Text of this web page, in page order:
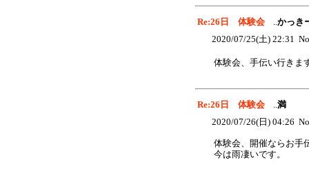
Re:26日 体験会 ..かっき
2020/07/25(土) 22:31
体験会、手伝い行きま
Re:26日 体験会 ..満
2020/07/26(日) 04:26
体験会、開催ならお手
今は雨凄いです。